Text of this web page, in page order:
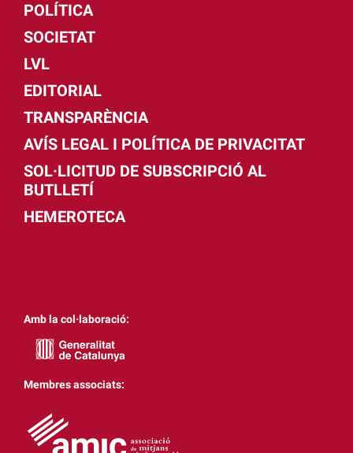
POLÍTICA
SOCIETAT
LVL
EDITORIAL
TRANSPARÈNCIA
AVÍS LEGAL I POLÍTICA DE PRIVACITAT
SOL·LICITUD DE SUBSCRIPCIÓ AL
BUTLLETÍ
HEMEROTECA
Amb la col·laboració:
Membres associats: